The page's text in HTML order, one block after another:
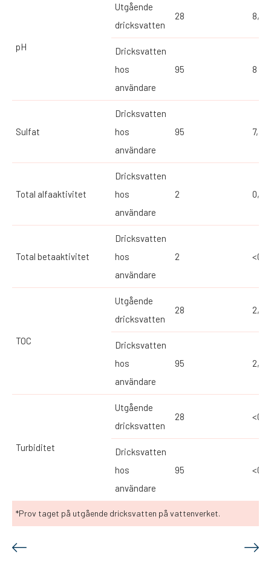
*Prov taget på utgående dricksvatten på vattenverket.
pH
Utgående
dricksvatten
28 8,03
Dricksvatten
hos
användare
95 8
Sulfat
Dricksvatten
hos
användare
95 7,7
Total alfaaktivitet
Dricksvatten
hos
användare
2
Total betaaktivitet
Dricksvatten
hos
användare
2 <0,1*
TOC
Utgående
dricksvatten
28 2,25
Dricksvatten
hos
användare
95 2,14
Turbiditet
Utgående
dricksvatten
28
Dricksvatten
hos
användare
95 <0,1